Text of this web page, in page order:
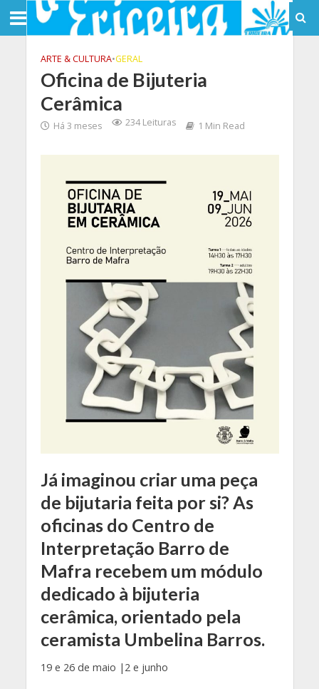
ARTE & CULTURA•GERAL
Oficina de Bijuteria
Cerâmica
Há 3 meses 234 Leituras 1 Min Read
Já imaginou criar uma peça
de bijutaria feita por si? As
oficinas do Centro de
Interpretação Barro de
Mafra recebem um módulo
dedicado à bijuteria
cerâmica, orientado pela
ceramista Umbelina Barros.
19 e 26 de maio |2 e junho